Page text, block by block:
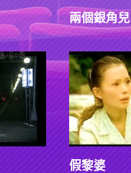
兩個銀角兒
假黎婆